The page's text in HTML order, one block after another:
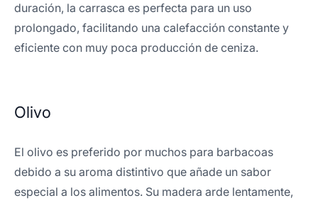
duración, la carrasca es perfecta para un uso
prolongado, facilitando una calefacción constante y
eficiente con muy poca producción de ceniza.
Olivo
El olivo es preferido por muchos para barbacoas
debido a su aroma distintivo que añade un sabor
especial a los alimentos. Su madera arde lentamente,